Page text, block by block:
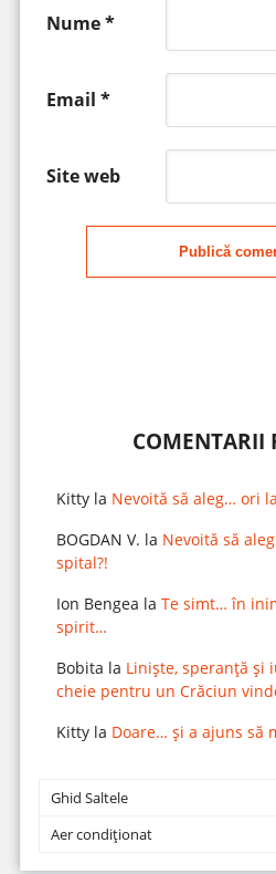
Nume*
Email *
Site web
Publică
COMENTARII
Kittyla Nevoită să aleg… ori
BOGDAN V. la Nevoită să
spital?!
Ion Bengea la Te simt… în
spirit…
Bobita la Liniște, speranță și
cheie pentru un Crăciun
Kittyla Doare… și a ajuns să
Ghid Saltele
Aer condiționat